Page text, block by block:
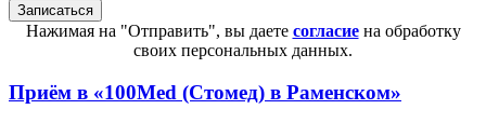
Нажимая на "Отправить", вы даете согласиена обработку
своих персональных данных.
Приём в «100Med (Стомед) в Раменском»